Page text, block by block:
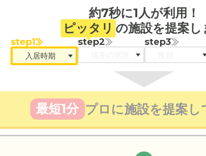
約7秒に1人が利用！
ピッタリ の施設を提案し
step1 step2 step3
最短1分 プロに施設を提案し